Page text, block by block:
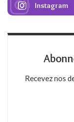
Instagram
Recevez nos